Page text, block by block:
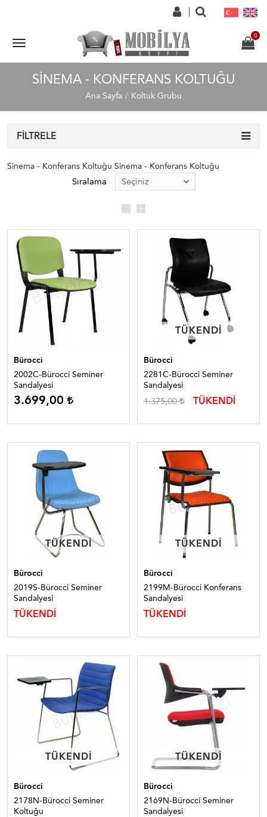
SINEMA - KONFERANS KOLTUĞU
Ana Sayfa Koltuk Grubu
FILTRELE
Sinema - Konferans Koltuğu Sinema - Konferans Koltuğu
Sıralama
Bürocci
2002C-Bürocci Seminer
Sandalyesi
3.699,00
TÜKENDI
TÜKENDI
Bürocci
2281C-Bürocci Seminer
Sandalyesi
1.375,00 TÜKENDİ
TÜKENDI
TÜKENDI
Bürocci
2019S-Bürocci Seminer
Sandalyesi
TÜKENDİ
TÜKENDI
TÜKENDI
Bürocci
2199M-Bürocci Konferans
Sandalyesi
TÜKENDİ
TÜKENDI
TÜKENDI
Bürocci
2178N-Bürocci Seminer
Koltuğu
TÜKENDI
TÜKENDI
Bürocci
2169N-Bürocci Seminer
Sandalyesi